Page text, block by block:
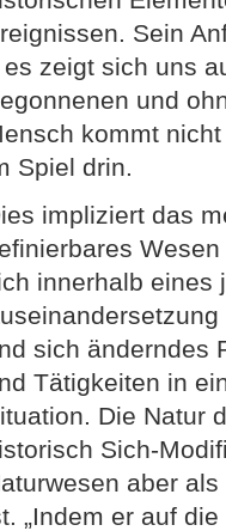
Sein
es zeigt sich uns
und
kommt
Spiel drin.
impliziert das
innerhalb eines
sich änderndes
Tätigkeiten in
Die Natur
Sich-
aber
„Indem er auf